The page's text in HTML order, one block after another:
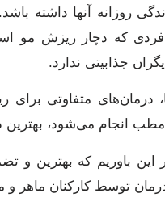
روزانه آنها داشته
فردی که دچار ریزش مو
جذابیتی ندارد.
درمان‌های متفاوتی برای
مطب انجام می‌شود،
بر این باوریم که بهترین
توسط کارکنان ماهر و